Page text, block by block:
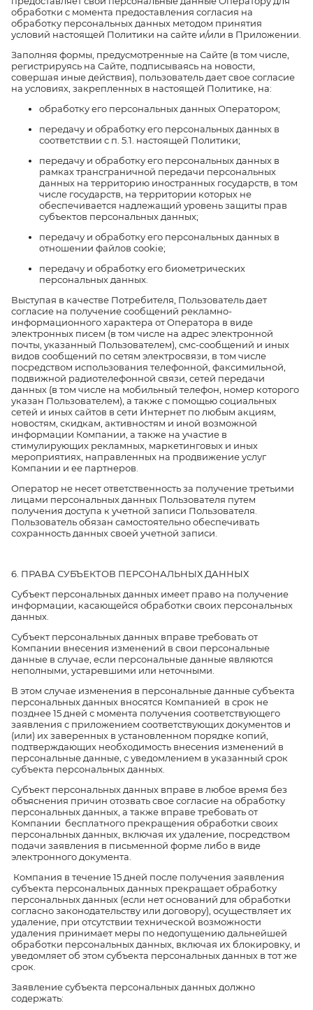
обработки с момента предоставления согласия на
обработку персональных данных методом принятия
условий настоящей Политики на сайте и/или в Приложении.
Заполняя формы, предусмотренные на Сайте (в том числе,
регистрируясь на Сайте, подписываясь на новости,
совершая иные действия), пользователь дает свое согласие
на условиях, закрепленных в настоящей Политике, на:
обработку его персональных данных Оператором;
передачу и обработку его персональных данных в
соответствии с п. 5.1. настоящей Политики;
передачу и обработку его персональных данных в
рамках трансграничной передачи персональных
данных на территорию иностранных государств, в том
числе государств, на территории которых не
обеспечивается надлежащий уровень защиты прав
субъектов персональных данных;
передачу и обработку его персональных данных в
отношении файлов cookie;
передачу и обработку его биометрических
персональных данных.
Выступая в качестве Потребителя, Пользователь дает
согласие на получение сообщений рекламно-
информационного характера от Оператора в виде
электронных писем (в том числе на адрес электронной
почты, указанный Пользователем), смс-сообщений и иных
видов сообщений по сетям электросвязи, в том числе
посредством использования телефонной, факсимильной,
подвижной радиотелефонной связи, сетей передачи
данных (в том числе на мобильный телефон, номер которого
указан Пользователем), а также с помощью социальных
сетей и иных сайтов в сети Интернет по любым акциям,
новостям, скидкам, активностям и иной возможной
информации Компании, а также на участие в
стимулирующих рекламных, маркетинговых и иных
мероприятиях, направленных на продвижение услуг
Компании и ее партнеров.
Оператор не несет ответственность за получение третьими
лицами персональных данных Пользователя путем
получения доступа к учетной записи Пользователя.
Пользователь обязан самостоятельно обеспечивать
сохранность данных своей учетной записи.
6. ПРАВА СУБЪЕКТОВ ПЕРСОНАЛЬНЫХ ДАННЫХ
Субъект персональных данных имеет право на получение
информации, касающейся обработки своих персональных
данных.
Субъект персональных данных вправе требовать от
Компании внесения изменений в свои персональные
данные в случае, если персональные данные являются
неполными, устаревшими или неточными.
В этом случае изменения в персональные данные субъекта
персональных данных вносятся Компанией в срок не
позднее 15 дней с момента получения соответствующего
заявления с приложением соответствующих документов и
(или) их заверенных в установленном порядке копий,
подтверждающих необходимость внесения изменений в
персональные данные, с уведомлением в указанный срок
субъекта персональных данных.
Субъект персональных данных вправе в любое время без
объяснения причин отозвать свое согласие на обработку
персональных данных, а также вправе требовать от
Компании бесплатного прекращения обработки своих
персональных данных, включая их удаление, посредством
подачи заявления в письменной форме либо в виде
электронного документа.
Компания в течение 15 дней после получения заявления
субъекта персональных данных прекращает обработку
персональных данных (если нет оснований для обработки
согласно законодательству или договору), осуществляет их
удаление, при отсутствии технической возможности
удаления принимает меры по недопущению дальнейшей
обработки персональных данных, включая их блокировку, и
уведомляет об этом субъекта персональных данных в тот же
срок.
Заявление субъекта персональных данных должно
содержать: